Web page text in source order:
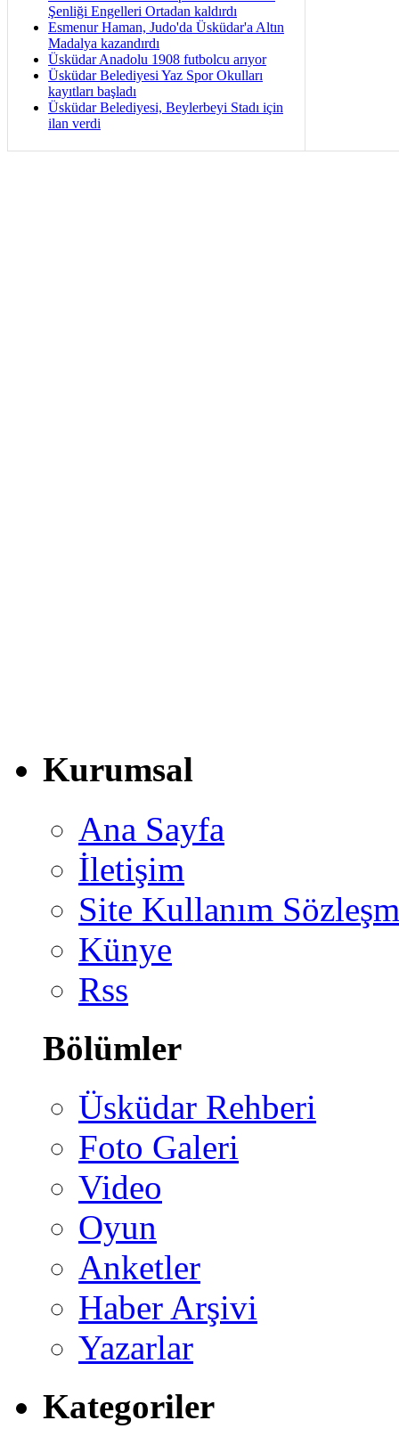
Şenliği Engelleri Ortadan kaldırdı
Esmenur Haman, Judo'da Üsküdar'a Altın
Madalya kazandırdı
Üsküdar Anadolu 1908 futbolcu arıyor
Üsküdar Belediyesi Yaz Spor Okulları
kayıtları başladı
Üsküdar Belediyesi, Beylerbeyi Stadı için
ilan verdi
Kurumsal
Ana Sayfa
İletişim
Site Kullanım
Künye
Rss
Bölümler
Üsküdar Rehberi
Foto Galeri
Video
Oyun
Anketler
Haber Arşivi
Yazarlar
Kategoriler